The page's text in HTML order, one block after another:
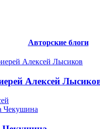
Авторские блоги
Алексей